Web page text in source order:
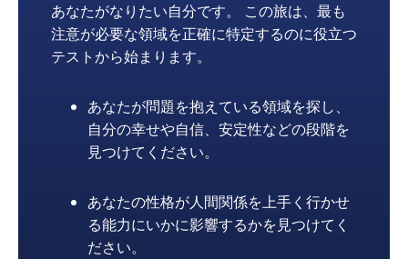
あなたがなりたい自分です。 この旅は、最も
注意が必要な領域を正確に特定するのに役立つ
テストから始まります。
あなたが問題を抱えている領域を探し、
自分の幸せや自信、安定性などの段階を
見つけてください。
あなたの性格が人間関係を上手く行かせ
る能力にいかに影響するかを見つけてく
ださい。